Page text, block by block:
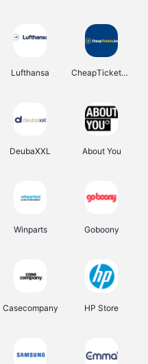
Lufthansa CheapTickets.be
DeubaXXL About You
Winparts Goboony
Casecompany HP Store